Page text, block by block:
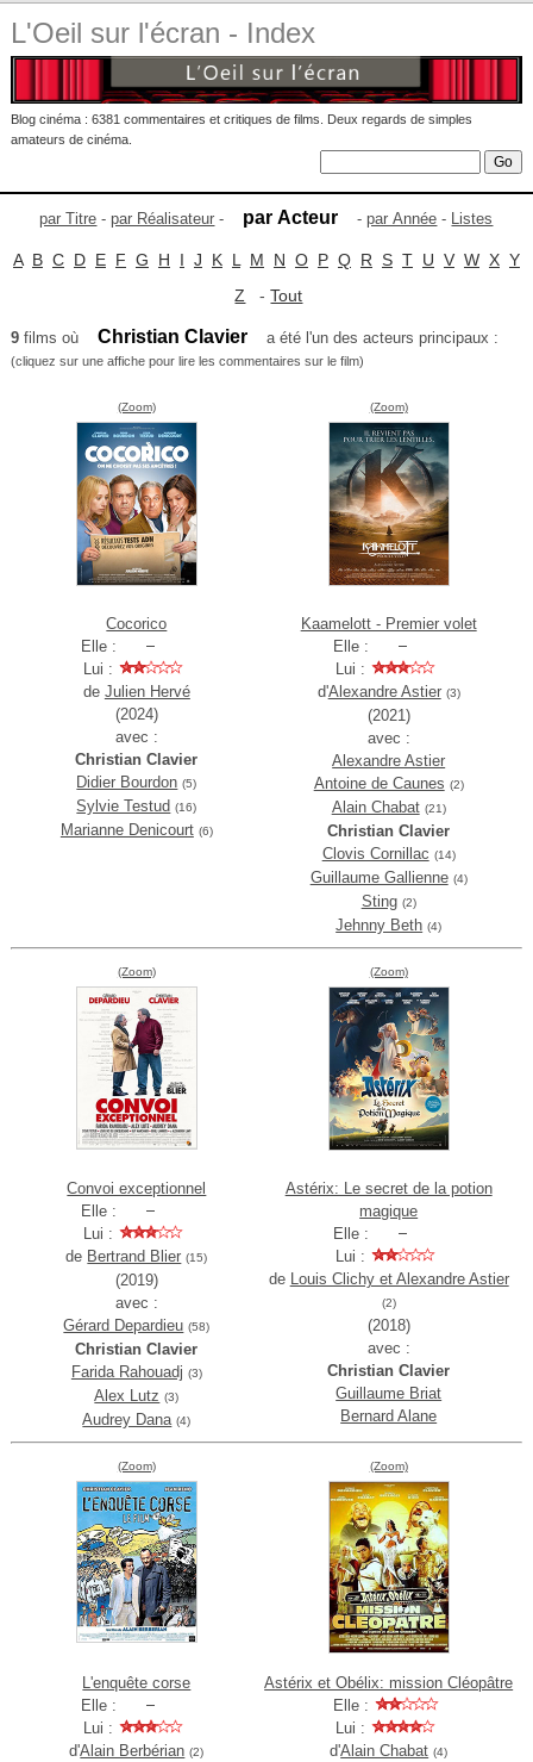
L'Oeil sur l'écran - Index
Blog cinéma : 6381 commentaires et critiques de films. Deux regards de simples
amateurs de cinéma.
par Titre -par Réalisateur - par Acteur -par Année - Listes
A B C D E F G H I J K L M N O P Q R S T U V W X Y
Z -Tout
9films où Christian Clavier a été l'un des acteurs principaux :
(cliquez sur une affiche pour lire les commentaires sur le film)
(Zoom)
Cocorico
Elle :
Lui :
de Julien Hervé
(2024)
avec :
Christian Clavier
Didier Bourdon (5)
Sylvie Testud (16)
Marianne Denicourt (6)
(Zoom)
Kaamelott - Premier volet
Elle :
Lui :
d'Alexandre Astier (3)
(2021)
avec :
Alexandre Astier
Antoine de Caunes (2)
Alain Chabat (21)
Christian Clavier
Clovis Cornillac (14)
Guillaume Gallienne (4)
Sting (2)
Jehnny Beth (4)
(Zoom)
Convoi exceptionnel
Elle :
Lui :
de Bertrand Blier (15)
(2019)
avec :
Gérard Depardieu (58)
Christian Clavier
Farida Rahouadj (3)
Alex Lutz (3)
Audrey Dana (4)
(Zoom)
Astérix: Le secret de la potion
magique
Elle :
Lui :
de Louis Clichy et Alexandre Astier
(2)
(2018)
avec :
Christian Clavier
Guillaume Briat
Bernard Alane
(Zoom)
L'enquête corse
Elle :
Lui :
d'Alain Berbérian (2)
(Zoom)
Astérix et Obélix: mission Cléopâtre
Elle :
Lui :
d'Alain Chabat (4)